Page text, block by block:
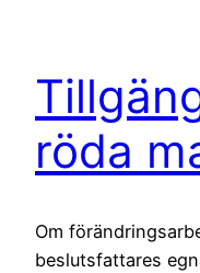
röda
Om
beslutsfattares